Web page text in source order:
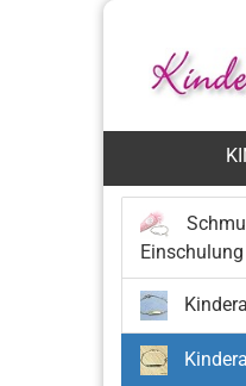
Einschulung